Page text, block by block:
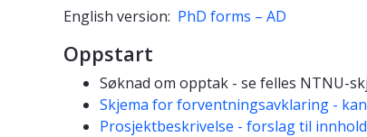
English version: PhD forms – AD
Oppstart
Søknad om opptak - se felles NTNU-
Skjema for forventningsavklaring -
Prosjektbeskrivelse - forslag til innhold